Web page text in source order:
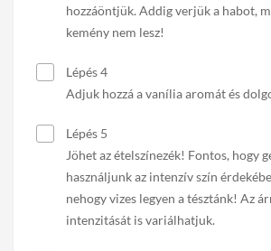
hozzáöntjük. Addig verjük a habot,
kemény nem lesz!
Lépés 4
Adjuk hozzá a vanília aromát és
Lépés 5
Jöhet az ételszínezék! Fontos, hogy
használjunk az intenzív szín
nehogy vizes legyen a tésztánk! Az
intenzitását is variálhatjuk.